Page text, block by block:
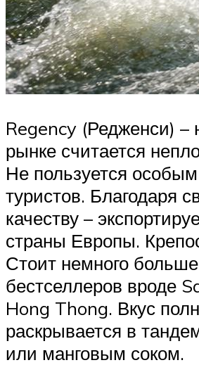
Regency (Редженси) –
рынке считается
Не пользуется
туристов. Благодаря
качеству –
страны Европы.
Стоит немного больше
бестселлеров вроде
Hong Thong. Вкус
раскрывается в
или манговым соком.